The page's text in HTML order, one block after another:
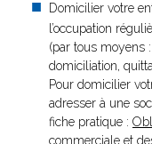
Domicilier votre
l’occupation
(par tous moyens
domiciliation,
Pour domicilier
adresser à une
fiche pratique :
commerciale et